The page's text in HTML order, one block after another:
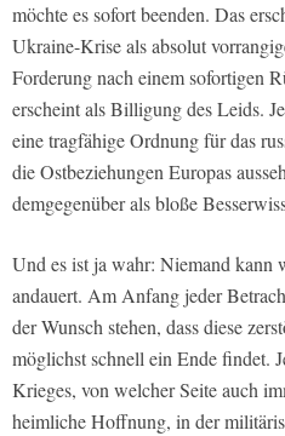
möchte es sofort beenden. Das
Ukraine-Krise als absolut
Forderung nach einem sofortigen
erscheint als Billigung des Leids.
eine tragfähige Ordnung für das
die Ostbeziehungen Europas
demgegenüber als bloße
Und es ist ja wahr: Niemand kann
andauert. Am Anfang jeder
der Wunsch stehen, dass diese
möglichst schnell ein Ende findet.
Krieges, von welcher Seite auch
heimliche Hoffnung, in der